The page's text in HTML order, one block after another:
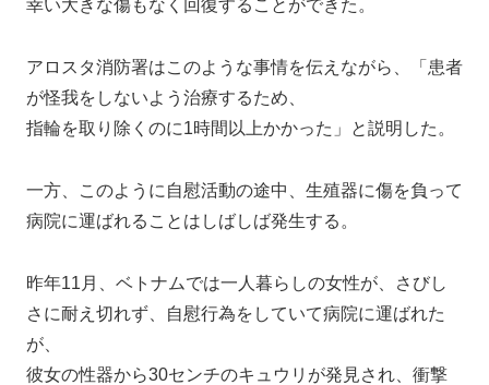
幸い大きな傷もなく回復することができた。
アロスタ消防署はこのような事情を伝えながら、「患者
が怪我をしないよう治療するため、
指輪を取り除くのに1時間以上かかった」と説明した。
一方、このように自慰活動の途中、生殖器に傷を負って
病院に運ばれることはしばしば発生する。
昨年11月、ベトナムでは一人暮らしの女性が、さびし
さに耐え切れず、自慰行為をしていて病院に運ばれた
が、
彼女の性器から30センチのキュウリが発見され、衝撃